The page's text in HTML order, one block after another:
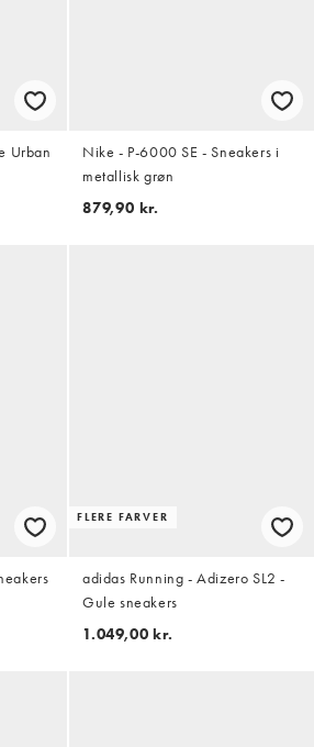
Urban
Nike - P-6000 SE - Sneakers i
metallisk grøn
879,90 kr.
FLERE FARVER
adidas Running - Adizero SL2 -
Gule sneakers
1.049,00 kr.